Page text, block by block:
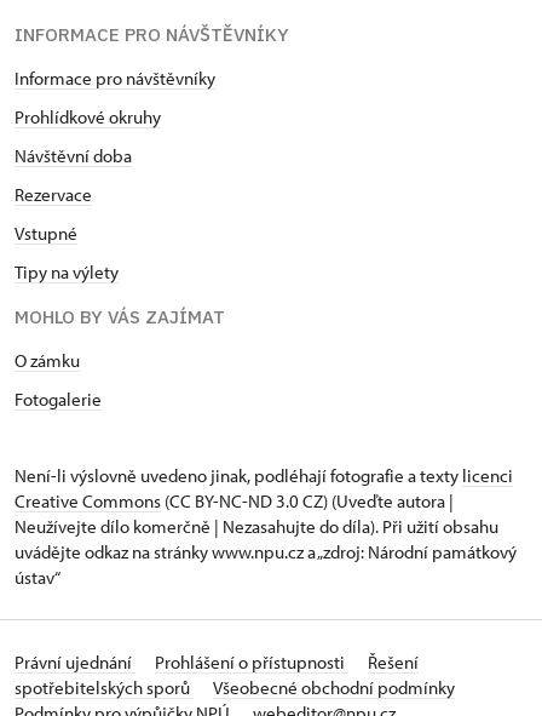
INFORMACE PRO NÁVŠTĚVNÍKY
Informace pro návštěvníky
Prohlídkové okruhy
Návštěvní doba
Rezervace
Vstupné
Tipy na výlety
MOHLO BY VÁS ZAJÍMAT
O zámku
Fotogalerie
Není-li výslovně uvedeno jinak, podléhají fotografie a texty licenci
Creative Commons (CC BY-NC-ND 3.0 CZ) (Uveďte autora |
Neužívejte dílo komerčně | Nezasahujte do díla). Při užití obsahu
uvádějte odkaz na stránky www.npu.cz a „zdroj: Národní památkový
ústav“
Právní ujednání Prohlášení o přístupnosti
Řešení
spotřebitelských sporů
Všeobecné obchodní podmínky